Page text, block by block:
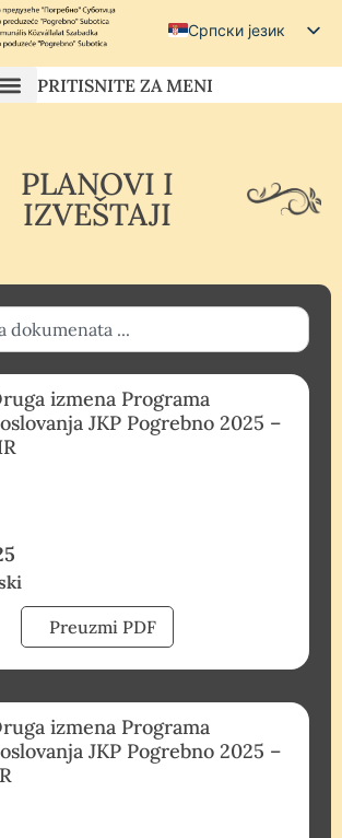
Српски језик
Српски (ћирилица)
Magyar
PRITISNITE ZA MENI
PLANOVI I
IZVEŠTAJI
izmena Programa
JKP Pogrebno 2025 –
Preuzmi PDF
izmena Programa
JKP Pogrebno 2025 –